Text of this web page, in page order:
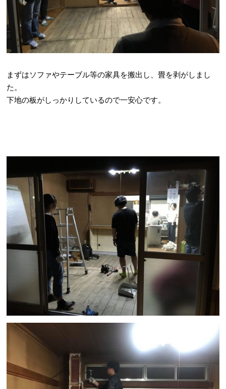
まずはソファやテーブル等の家具を搬出し、畳を剥がしまし
た。
下地の板がしっかりしているので一安心です。